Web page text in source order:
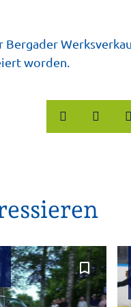
worden.
bookmark_border